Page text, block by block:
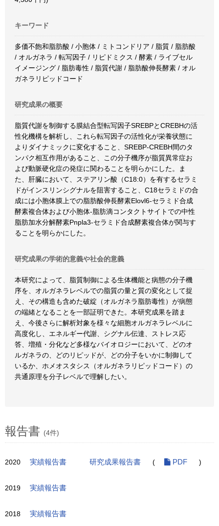
キーワード
多価不飽和脂肪酸 / 小胞体 / ミトコンドリア / 脂質 / 脂肪酸
/ オルガネラ / 転写因子 / リピドミクス / 酵素 / ライブセル
イメージング / 脂肪毒性 / 脂質代謝 / 脂肪酸伸長酵素 / オル
ガネラリピッドコード
研究成果の概要
脂質代謝を制御する膜結合型転写因子SREBPとCREBHの活
性化機構を解析し、これら転写因子の活性化が栄養状態に
よりダイナミックに変化すること、SREBP-CREBH間のタ
ンパク相互作用があること、この分子機序が脂質異常症お
よび動脈硬化症の発症に関わることを明らかにした。ま
た、肝臓において、ステアリン酸（C18:0）を有するセラミ
ドがインスリンシグナルを阻害すること、C18セラミドの合
成には小胞体膜上での脂肪酸伸長酵素Elovl6-セラミド合成
酵素複合体および小胞体-脂肪滴コンタクトサイトでの中性
脂肪加水分解酵素Pnpla3-セラミド合成酵素複合体が関与す
ることを明らかにした。
研究成果の学術的意義や社会的意義
本研究によって、脂質制御による生体機能と病態の分子機
序を、オルガネラレベルでの脂質の量と質の変化として捉
え、その構造も含めた破綻（オルガネラ脂肪毒性）が病態
の端緒となることを一部証明できた。本研究成果を踏ま
え、今後さらに解析対象を様々な細胞オルガネラレベルに
高度化し、エネルギー代謝、シグナル伝達、ストレス応
答、増殖・分化など多様なバイオロジーにおいて、どのオ
ルガネラの、どのリピッドが、どの分子をいかに制御して
いるか、ホメオスタシス（オルガネラリピッドコード）の
共通原理を分子レベルで理解したい。
報告書 (4件)
2020 実績報告書 研究成果報告書 ( PDF )
2019 実績報告書
2018 実績報告書